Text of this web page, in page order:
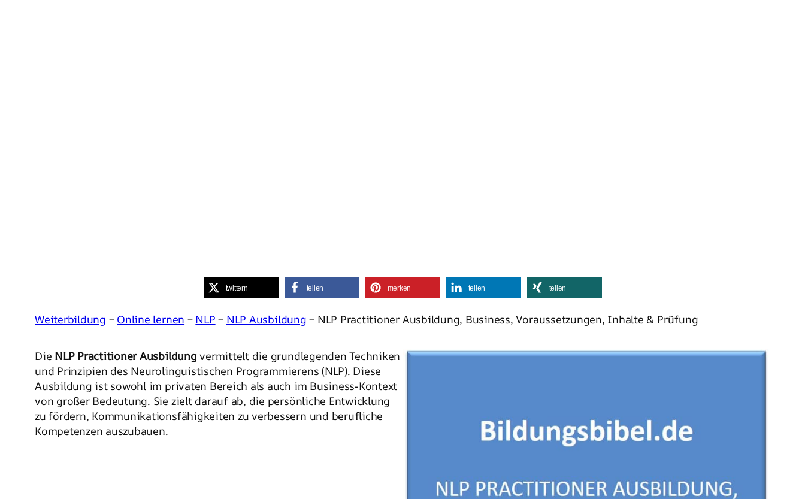
twittern teilen merken teilen teilen
Weiterbildung – Online lernen – NLP – NLP Ausbildung – NLP Practitioner Ausbildung, Business, Voraussetzungen, Inhalte & Prüfung
Die NLP Practitioner Ausbildung vermittelt die grundlegenden Techniken
und Prinzipien des Neurolinguistischen Programmierens (NLP). Diese
Ausbildung ist sowohl im privaten Bereich als auch im Business-Kontext
von großer Bedeutung. Sie zielt darauf ab, die persönliche Entwicklung
zu fördern, Kommunikationsfähigkeiten zu verbessern und berufliche
Kompetenzen auszubauen.